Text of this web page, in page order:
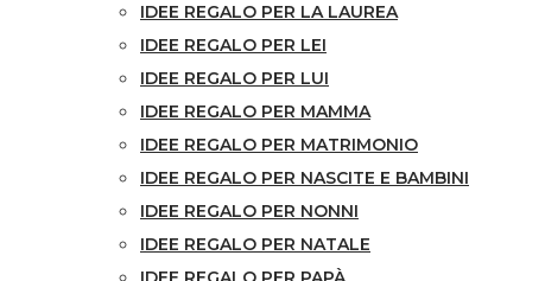
IDEE REGALO PER LA LAUREA
IDEE REGALO PER LEI
IDEE REGALO PER LUI
IDEE REGALO PER MAMMA
IDEE REGALO PER MATRIMONIO
IDEE REGALO PER NASCITE E BAMBINI
IDEE REGALO PER NONNI
IDEE REGALO PER NATALE